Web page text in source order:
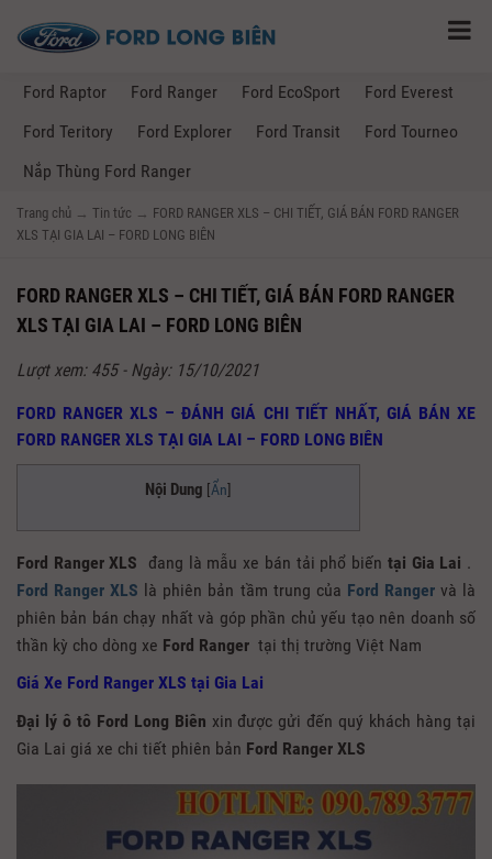
Ford Raptor Ford Ranger Ford EcoSport
Ford Everest
Ford Teritory
Ford Explorer Ford Transit
Ford Tourneo
Nắp Thùng Ford Ranger
Trang chủ → Tin tức → FORD RANGER XLS – CHI TIẾT, GIÁ BÁN FORD RANGER
XLS TẠI GIA LAI – FORD LONG BIÊN
FORD RANGER XLS – CHI TIẾT, GIÁ BÁN FORD RANGER
XLS TẠI GIA LAI – FORD LONG BIÊN
Lượt xem: 455 - Ngày: 15/10/2021
FORD RANGER XLS – ĐÁNH GIÁ CHI TIẾT NHẤT, GIÁ BÁN XE
FORD RANGER XLS TẠI GIA LAI – FORD LONG BIÊN
Nội Dung [Ẩn]
Ford Ranger XLS đang là mẫu xe bán tải phổ biến tại Gia Lai .
Ford Ranger XLS là phiên bản tầm trung của Ford Rangervà là
phiên bản bán chạy nhất và góp phần chủ yếu tạo nên doanh số
thần kỳ cho dòng xe Ford Ranger tại thị trường Việt Nam
Giá Xe Ford Ranger XLS tại Gia Lai
Đại lý ô tô Ford Long Biên xin được gửi đến quý khách hàng tại
Gia Lai giá xe chi tiết phiên bản Ford Ranger XLS